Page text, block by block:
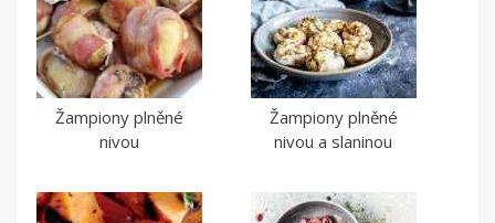
Žampiony plněné
nivou
Žampiony plněné
nivou a slaninou